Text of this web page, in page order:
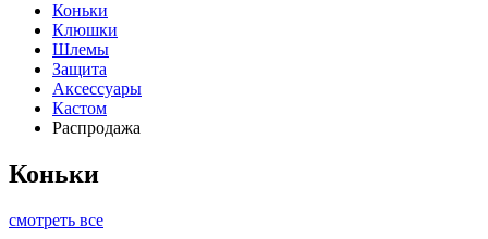
Коньки
Клюшки
Шлемы
Защита
Аксессуары
Кастом
Распродажа
Коньки
смотреть все